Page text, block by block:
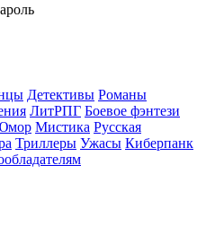
Детективы Романы
ЛитРПГ Боевое фэнтези
Мистика Русская
Триллеры Ужасы Киберпанк